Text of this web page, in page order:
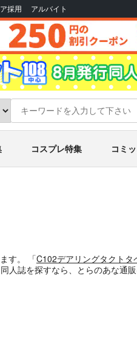
採用 アルバイト
コスプレ特集 コミ
す。 「C102デアリングタクトタ
同人誌を探すなら、とらのあな通